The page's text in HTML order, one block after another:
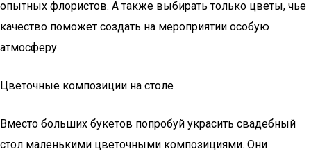
опытных флористов. А также выбирать только цветы, чье
качество поможет создать на мероприятии особую
атмосферу.
Цветочные композиции на столе
Вместо больших букетов попробуй украсить свадебный
стол маленькими цветочными композициями. Они